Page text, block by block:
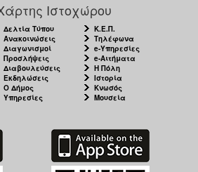
Ιστοχώρου
Δελτία Τύπου
Ανακοινώσεις
Διαγωνισμοί
Προσλήψεις
Διαβουλεύσεις
Εκδηλώσεις
Ο Δήμος
Υπηρεσίες
Κ.Ε.Π.
Τηλέφωνα
e-Υπηρεσίες
e-Αιτήματα
Η Πόλη
Ιστορία
Κνωσός
Μουσεία